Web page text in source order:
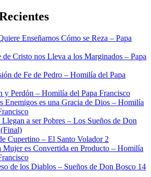
Enseñarnos Cómo se Reza – Papa
de Cristo nos Lleva a los Marginados – Papa
de Fe de Pedro – Homilía del Papa
y Perdón – Homilía del Papa Francisco
Enemigos es una Gracia de Dios – Homilía
a ser Pobres – Los Sueños de Don
Cupertino – El Santo Volador 2
Mujer es Convertida en Producto – Homilía
de los Diablos – Sueños de Don Bosco 14